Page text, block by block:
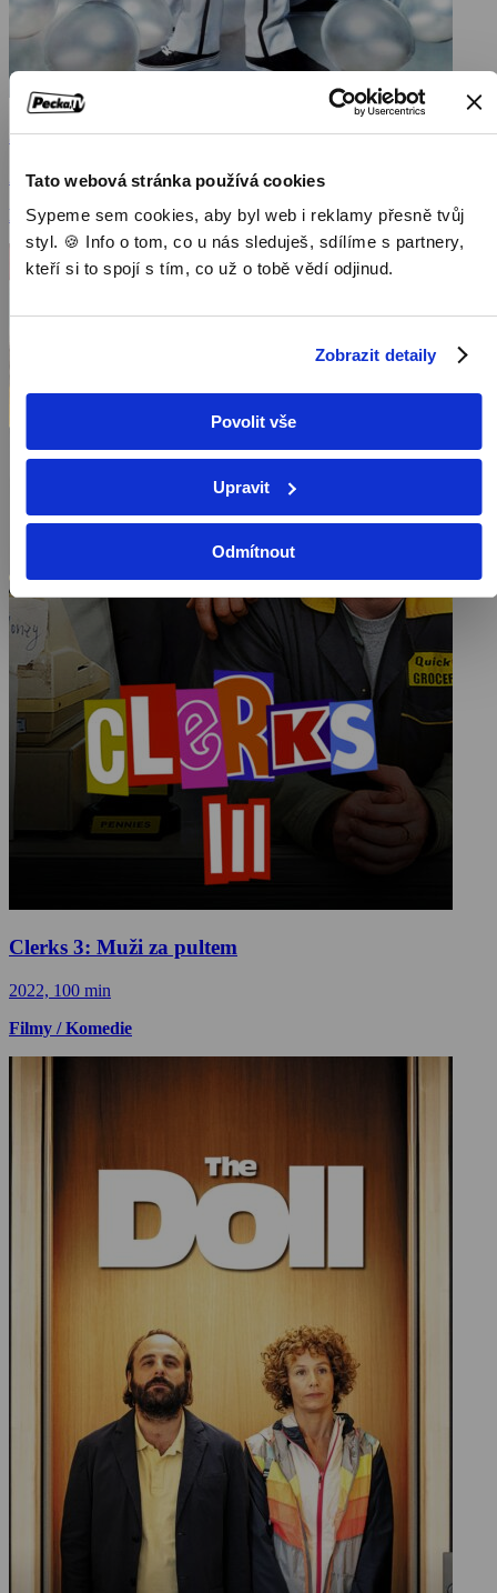
Tato webová stránka používá cookies
Sypeme sem cookies, aby byl web i reklamy přesně tvůj
styl. 🍪 Info o tom, co u nás sleduješ, sdílíme s partnery,
kteří si to spojí s tím, co už o tobě vědí odjinud.
Zobrazit detaily
Povolit vše
Upravit
Odmítnout
Jump street 21
2012, USA, 109 min
Filmy / Komedie / Akční filmy
Clerks 3: Muži za pultem
2022, 100 min
Filmy / Komedie